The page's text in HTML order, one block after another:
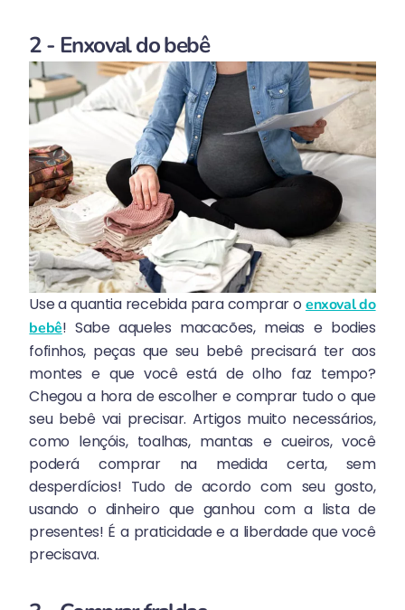
2 - Enxoval do bebê
Use a quantia recebida para comprar o enxoval do
bebê! Sabe aqueles macacões, meias e bodies
fofinhos, peças que seu bebê precisará ter aos
montes e que você está de olho faz tempo?
Chegou a hora de escolher e comprar tudo o que
seu bebê vai precisar. Artigos muito necessários,
como lençóis, toalhas, mantas e cueiros, você
poderá comprar na medida certa, sem
desperdícios! Tudo de acordo com seu gosto,
usando o dinheiro que ganhou com a lista de
presentes! É a praticidade e a liberdade que você
precisava.